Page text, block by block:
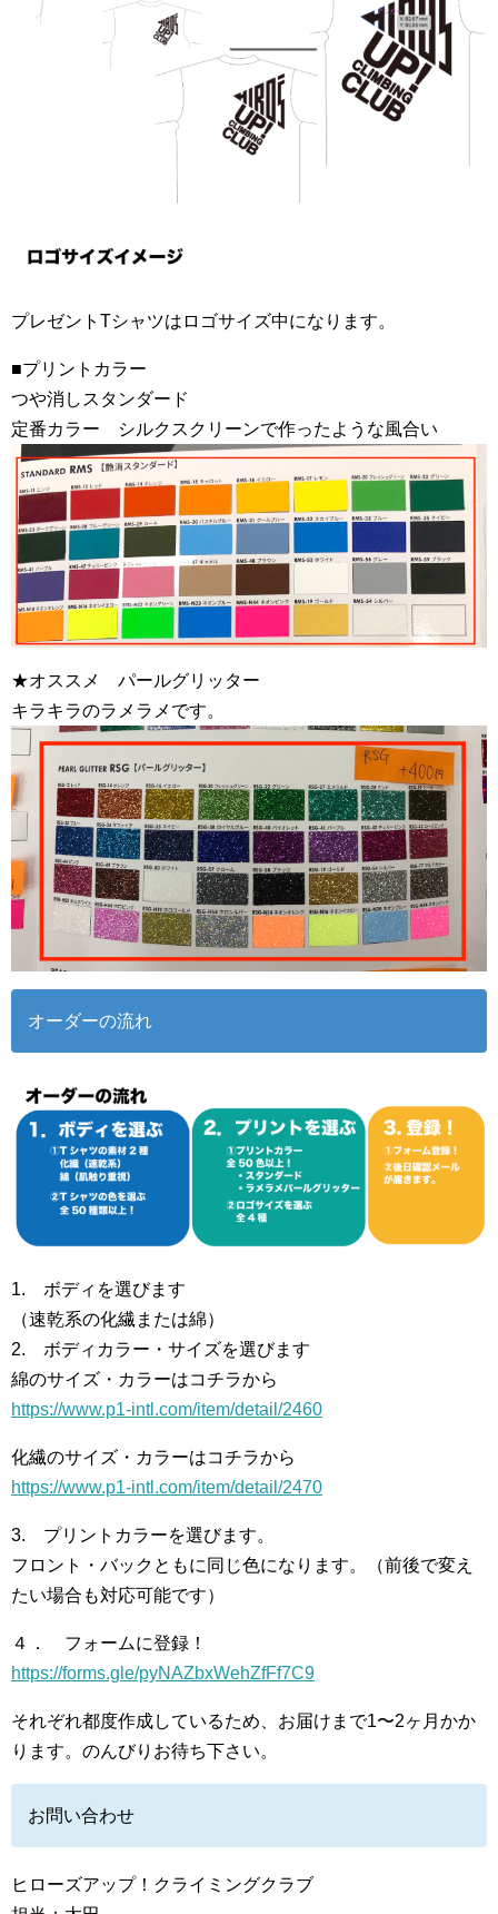
プレゼントTシャツはロゴサイズ中になります。
■プリントカラー
つや消しスタンダード
定番カラー シルクスクリーンで作ったような風合い
★オススメ パールグリッター
キラキラのラメラメです。
オーダーの流れ
1. ボディを選びます
（速乾系の化繊または綿）
2. ボディカラー・サイズを選びます
綿のサイズ・カラーはコチラから
https://www.p1-intl.com/item/detail/2460
化繊のサイズ・カラーはコチラから
https://www.p1-intl.com/item/detail/2470
3. プリントカラーを選びます。
フロント・バックともに同じ色になります。（前後で変え
たい場合も対応可能です）
４． フォームに登録！
https://forms.gle/pyNAZbxWehZfFf7C9
それぞれ都度作成しているため、お届けまで1〜2ヶ月かか
ります。のんびりお待ち下さい。
お問い合わせ
ヒローズアップ！クライミングクラブ